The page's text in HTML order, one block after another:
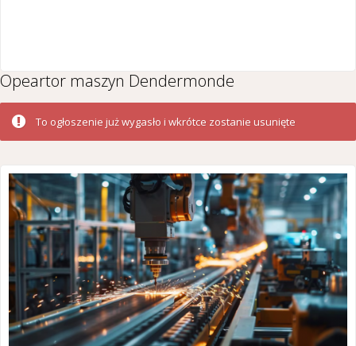
Opeartor maszyn Dendermonde
To ogłoszenie już wygasło i wkrótce zostanie usunięte